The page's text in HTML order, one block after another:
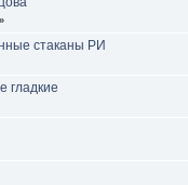
»
стаканы РИ
гладкие